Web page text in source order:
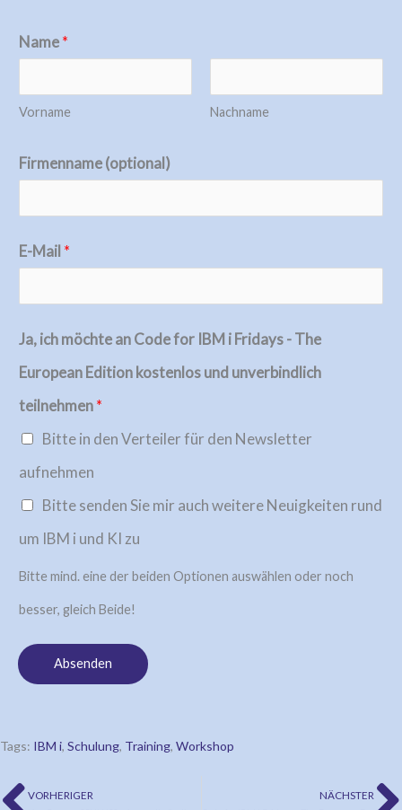
Name*
Vorname Nachname
Firmenname (optional)
E-Mail *
Ja, ich möchte an Code for IBM i Fridays - The
European Edition kostenlos und unverbindlich
teilnehmen*
Bitte in den Verteiler für den Newsletter
aufnehmen
Bitte senden Sie mir auch weitere Neuigkeiten rund
um IBM i und KI zu
Bitte mind. eine der beiden Optionen auswählen oder noch
besser, gleich Beide!
Absenden
Tags: IBM i, Schulung, Training, Workshop
VORHERIGER NÄCHSTER